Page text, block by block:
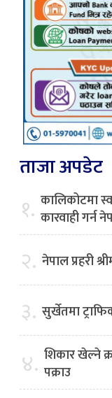
ताजा अपडेट
१. कालिकोटमा
कारवाही गर्न
२. नेपाल प्रहरी
३. सुर्खेतमा
४. शिकार खेल्ने
पक्राउ